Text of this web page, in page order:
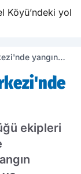
Köyü’ndeki yol
yangın
ekipleri